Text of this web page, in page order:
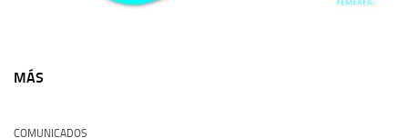
MÁS
COMUNICADOS